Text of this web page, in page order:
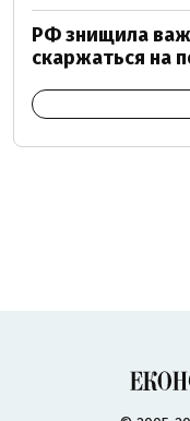
РФ знищила
скаржаться на